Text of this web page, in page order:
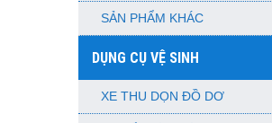
SẢN PHẨM KHÁC
DỤNG CỤ VỆ SINH
XE THU DỌN ĐỒ DƠ